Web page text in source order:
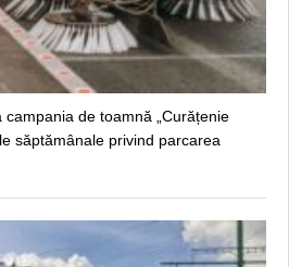
de toamnă „Curățenie
săptămânale privind parcarea